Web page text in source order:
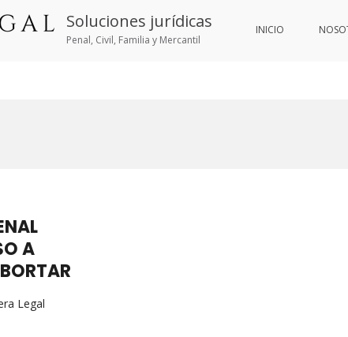
Soluciones jurídicas
Penal, Civil, Familia y Mercantil
INICIO
A
Legal